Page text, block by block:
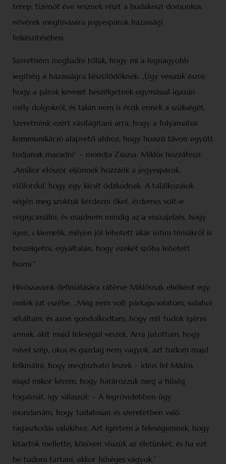
terep, tizenöt éve vesznek részt a budakeszi domonkos
nővérek meghívására jegyespárok házassági
felkészítésében.
Szeretném megtudni tőlük, hogy mi a legnagyobb
segítség a házasságra készülődőknek. „Úgy vesszük észre,
hogy a párok keveset beszélgetnek egymással igazán
mély dolgokról, és talán nem is érzik ennek a szükségét.
Szeretnénk ezért rávilágítani arra, hogy a folyamatos
kommunikáció alapvető ahhoz, hogy hosszú távon együtt
tudjanak maradni” – mondja Zsuzsa. Miklós hozzáteszi:
„Amikor először eljönnek hozzánk a jegyespárok,
előfordul, hogy egy kicsit ódzkodnak. A találkozások
végén meg szoktuk kérdezni őket, érdemes volt-e
végigcsinálni, és majdnem mindig az a visszajelzés, hogy
igen, s kiemelik, milyen jól lehetett akár intim témákról is
beszélgetni, egyáltalán, hogy ezeket szóba lehetett
hozni.”
Hívószavunk definiálására rátérve Miklósnak elsőként egy
emlék jut eszébe. „Még nem volt párkapcsolatom, valahol
sétáltam, és azon gondolkodtam, hogy mit tudok ígérni
annak, akit majd feleségül veszek. Arra jutottam, hogy
mivel szép, okos és gazdag nem vagyok, azt tudom majd
felkínálni, hogy megbízható leszek – idézi fel Miklós,
majd mikor kérem, hogy határozzuk meg a hűség
fogalmát, így válaszol: – A legrövidebben úgy
mondanám, hogy tudatosan és szeretetben való
ragaszkodás valakihez. Azt ígértem a feleségemnek, hogy
kitartok mellette, közösen visszük az életünket, és ha ezt
be tudom tartani, akkor hűséges vagyok.”